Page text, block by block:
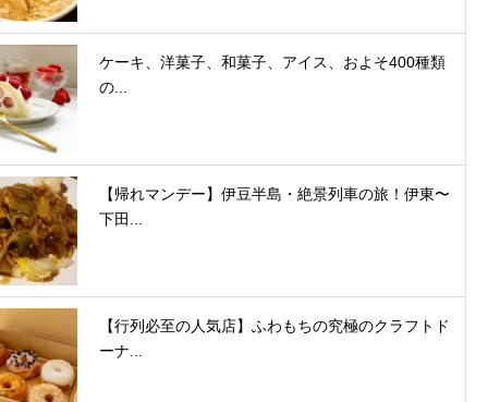
ケーキ、洋菓子、和菓子、アイス、およそ400種類
の...
【帰れマンデー】伊豆半島・絶景列車の旅！伊東〜
下田...
【行列必至の人気店】ふわもちの究極のクラフトド
ーナ...